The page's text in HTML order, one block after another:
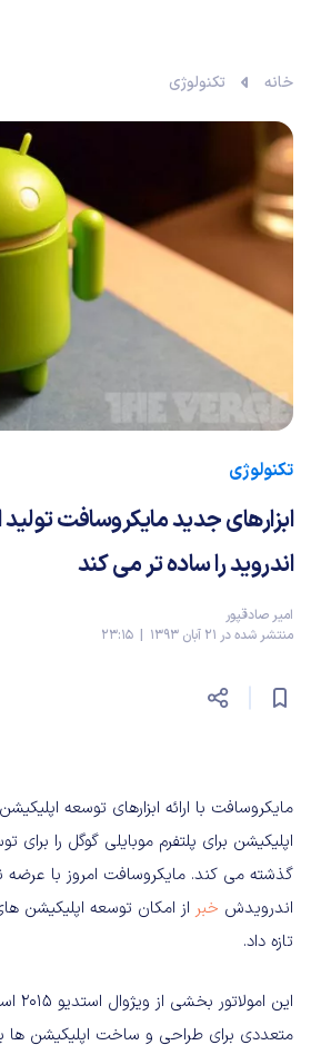
خانه تکنولوژی
تکنولوژی
ابزارهای جدید مایکروسافت
اندروید را ساده تر می کند
امیر صادقپور
منتشر شده در 21 آبان 1393 | 23:15
مایکروسافت با ارائه ابزارهای توسعه
اپلیکیشن برای پلتفرم موبایلی گوگل را برای
گذشته می کند. مایکروسافت امروز با عرضه
اندرویدش خبر از امکان توسعه اپلیکیشن
تازه داد.
این
متعددی برای طراحی و ساخت اپلیکیشن ها